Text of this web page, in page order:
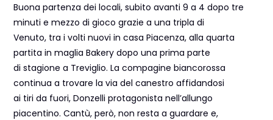
Buona partenza dei locali, subito avanti 9 a 4 dopo tre
minuti e mezzo di gioco grazie a una tripla di
Venuto, tra i volti nuovi in casa Piacenza, alla quarta
partita in maglia Bakery dopo una prima parte
di stagione a Treviglio. La compagine biancorossa
continua a trovare la via del canestro affidandosi
ai tiri da fuori, Donzelli protagonista nell’allungo
piacentino. Cantù, però, non resta a guardare e,